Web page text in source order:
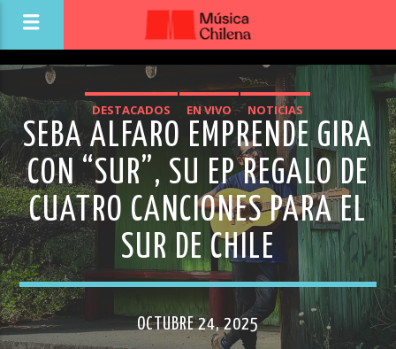
DESTACADOS EN VIVO NOTICIAS
SEBA ALFARO EMPRENDE GIRA
CON “SUR”, SU EP REGALO DE
CUATRO CANCIONES PARA EL
SUR DE CHILE
OCTUBRE 24, 2025